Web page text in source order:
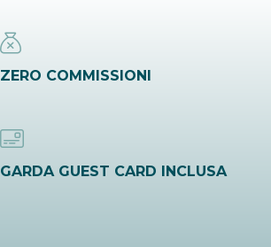
ZERO COMMISSIONI
GARDA GUEST CARD INCLUSA